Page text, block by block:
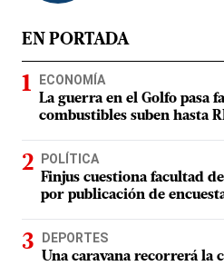
EN PORTADA
ECONOMÍA
La guerra en el Golfo pasa
combustibles suben hasta
POLÍTICA
Finjus cuestiona facultad
por publicación de
DEPORTES
Una caravana recorrerá la